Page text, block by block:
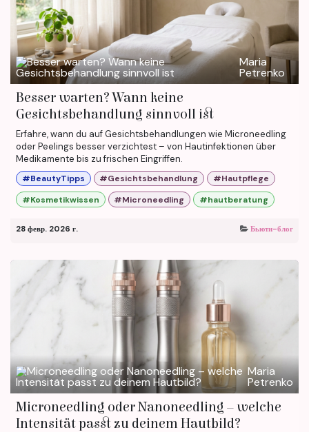
Maria
Petrenko
Besser warten? Wann keine
Gesichtsbehandlung sinnvoll ist
Erfahre, wann du auf Gesichtsbehandlungen wie Microneedling
oder Peelings besser verzichtest – von Hautinfektionen über
Medikamente bis zu frischen Eingriffen.
#BeautyTipps #Gesichtsbehandlung
#Hautpflege
#Kosmetikwissen
#Microneedling #hautberatung
28 февр. 2026 г. Бьюти-блог
Maria
Petrenko
Microneedling oder Nanoneedling – welche
Intensität passt zu deinem Hautbild?